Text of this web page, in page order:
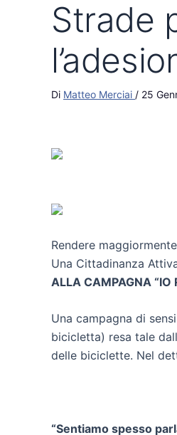
Strade
Di Matteo Merciai / 25
Rendere
Una Cittadinanza
ALLA CAMPAGNA “IO
Una campagna di
bicicletta) resa tale
delle biciclette. Nel
“Sentiamo spesso